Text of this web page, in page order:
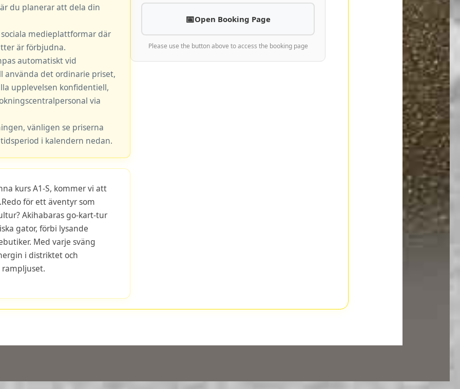
du planerar att dela din
medieplattformar där
är förbjudna.
automatiskt vid
använda det ordinarie priset,
upplevelsen konfidentiell,
via
vänligen se priserna
i kalendern nedan.
kurs A1-S, kommer vi att
för ett äventyr som
Akihabaras go-kart-tur
gator, förbi lysande
Med varje sväng
i distriktet och
Open Booking Page
Please use the button above to access the booking page